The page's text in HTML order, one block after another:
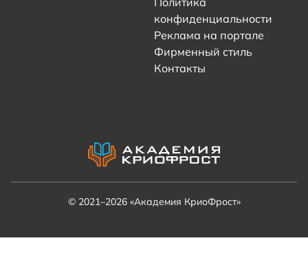
конфиденциальности
Реклама на портале
Фирменный стиль
Контакты
© 2021–2026 «Академия КриоФрост»